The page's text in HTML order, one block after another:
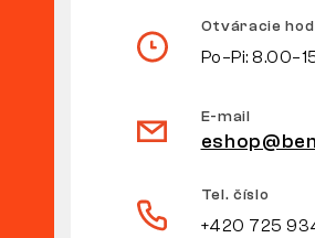
Otváracie
Po–Pi:
E-mail
Tel. číslo
+420 725